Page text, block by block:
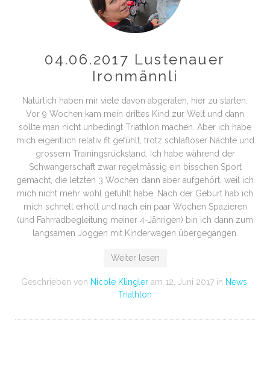
04.06.2017 Lustenauer
Ironmännli
Natürlich haben mir viele davon abgeraten, hier zu starten.
Vor 9 Wochen kam mein drittes Kind zur Welt und dann
sollte man nicht unbedingt Triathlon machen. Aber ich habe
mich eigentlich relativ fit gefühlt, trotz schlafloser Nächte und
grossem Trainingsrückstand. Ich habe während der
Schwangerschaft zwar regelmässig ein bisschen Sport
gemacht, die letzten 3 Wochen dann aber aufgehört, weil ich
mich nicht mehr wohl gefühlt habe. Nach der Geburt hab ich
mich schnell erholt und nach ein paar Wochen Spazieren
(und Fahrradbegleitung meiner 4-Jährigen) bin ich dann zum
langsamen Joggen mit Kinderwagen übergegangen.
Weiter lesen
Geschrieben von Nicole Klingler am 12. Juni 2017 in News
Triathlon